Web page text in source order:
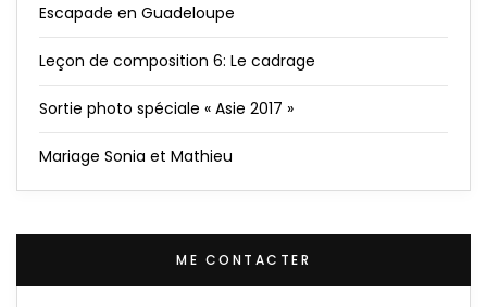
Escapade en Guadeloupe
Leçon de composition 6: Le cadrage
Sortie photo spéciale « Asie 2017 »
Mariage Sonia et Mathieu
ME CONTACTER